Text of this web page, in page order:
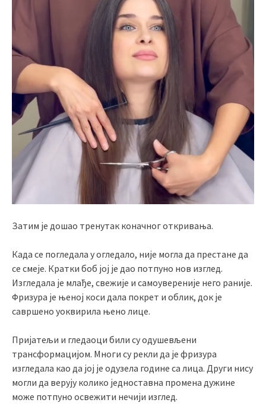
Затим је дошао тренутак коначног откривања.
Када се погледала у огледало, није могла да престане да
се смеје. Кратки боб јој је дао потпуно нов изглед.
Изгледала је млађе, свежије и самоувереније него раније.
Фризура је њеној коси дала покрет и облик, док је
савршено уоквирила њено лице.
Пријатељи и гледаоци били су одушевљени
трансформацијом. Многи су рекли да је фризура
изгледала као да јој је одузела године са лица. Други нису
могли да верују колико једноставна промена дужине
може потпуно освежити нечији изглед.